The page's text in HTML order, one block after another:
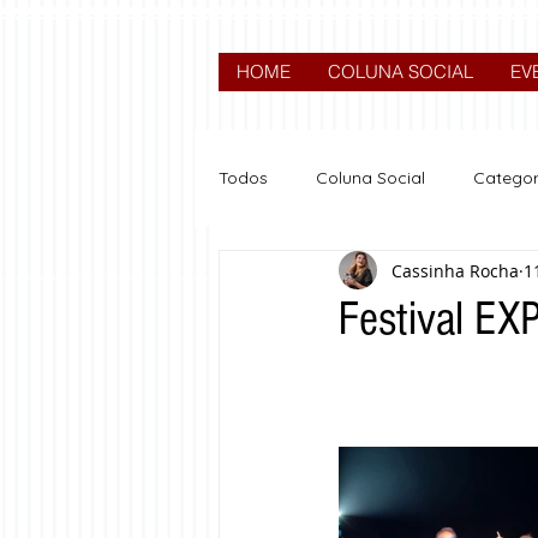
HOME COLUNA SOCIAL
Todos Coluna Social
Nova categoria
Festival
Cassinha Rocha